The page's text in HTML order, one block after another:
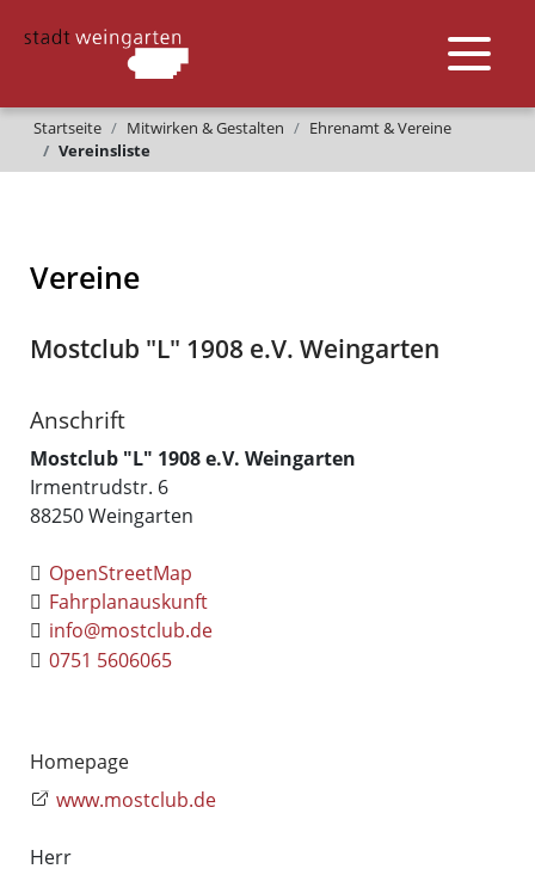
Startseite Mitwirken & Gestalten
Ehrenamt & Vereine
Vereinsliste
Vereine
Mostclub "L" 1908 e.V. Weingarten
Anschrift
Mostclub "L" 1908 e.V. Weingarten
Irmentrudstr. 6
88250Weingarten
OpenStreetMap
Fahrplanauskunft
info@mostclub.de
0751 5606065
Homepage
www.mostclub.de
Herr